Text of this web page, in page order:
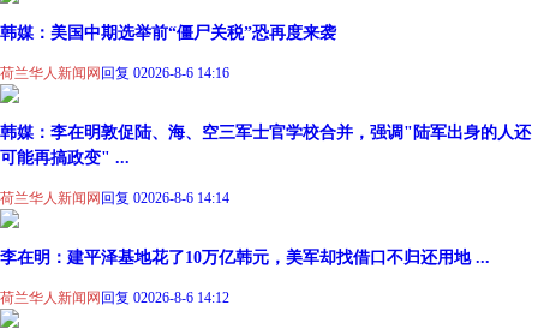
韩媒：美国中期选举前“僵尸关税”恐再度来袭
荷兰华人新闻网 回复 02026-8-6 14:16
韩媒：李在明敦促陆、海、空三军士官学校合并，强调"陆军出身的人还
可能再搞政变" ...
荷兰华人新闻网 回复 02026-8-6 14:14
李在明：建平泽基地花了10万亿韩元，美军却找借口不归还用地 ...
荷兰华人新闻网 回复 02026-8-6 14:12